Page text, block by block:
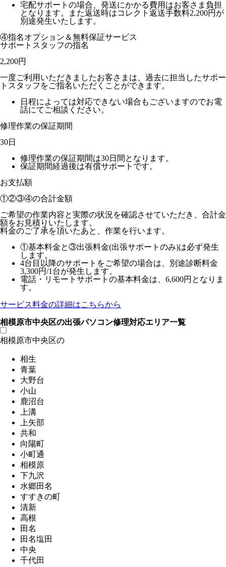
宅配サポートの場合、発送にかかる費用はお客さま負担
となります。また返送時はコレクト返送手数料2,200円が
別途発生いたします。
④指名オプション＆無料保証サービス
サポートスタッフの指名
2,200円
一度ご利用いただきましたお客さまは、過去に担当したサポー
トスタッフをご指名いただくことができます。
日程によっては対応できない場合もございますのでお電
話にてご相談ください。
修理作業の保証期間
30日
修理作業の保証期間は30日間となります。
保証期間経過後は有償サポートです。
お支払額
①②③④の合計金額
ご希望の作業内容と実際の状況を確認させていただき、合計金
額をお見積りいたします。
料金のご了承を頂いたあと、作業を行います。
①基本料金と③出張料金(出張サポートのみ)は必ず発生
します。
4台目以降のサポートをご希望の場合は、別途診断料金
3,300円/1台が発生します。
電話・リモートサポートの基本料金は、6,600円となりま
す。
サービス料金の詳細はこちらから
相模原市中央区の出張パソコン修理対応エリア一覧
相模原市中央区の
相生
青葉
大野台
小山
鹿沼台
上溝
上矢部
共和
向陽町
小町通
相模原
下九沢
水郷田名
すすきの町
清新
高根
田名
田名塩田
中央
千代田